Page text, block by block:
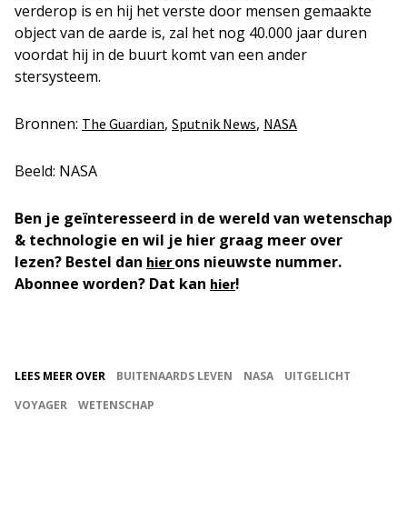
verderop is en hij het verste door mensen gemaakte
object van de aarde is, zal het nog 40.000 jaar duren
voordat hij in de buurt komt van een ander
stersysteem.
Bronnen: The Guardian, Sputnik News, NASA
Beeld: NASA
Ben je geïnteresseerd in de wereld van wetenschap
& technologie en wil je hier graag meer over
lezen? Bestel dan hierons nieuwste nummer.
Abonnee worden? Dat kan hier!
LEES MEER OVER BUITENAARDS LEVEN NASA
UITGELICHT
VOYAGER
WETENSCHAP